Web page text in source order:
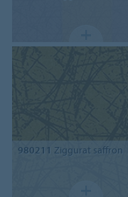
980211 Ziggurat saffron